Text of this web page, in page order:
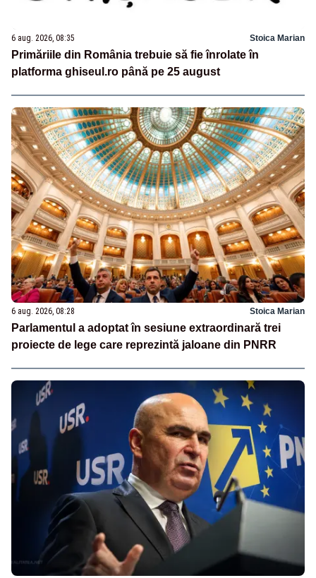
6 aug. 2026, 08:35 Stoica Marian
Primăriile din România trebuie să fie înrolate în
platforma ghiseul.ro până pe 25 august
6 aug. 2026, 08:28 Stoica Marian
Parlamentul a adoptat în sesiune extraordinară trei
proiecte de lege care reprezintă jaloane din PNRR